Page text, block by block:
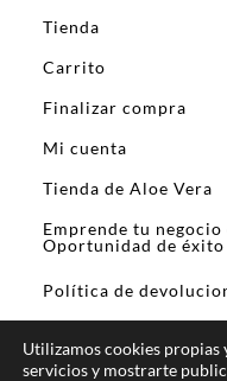
Tienda
Carrito
Finalizar compra
Mi cuenta
Tienda de Aloe Vera
Emprende tu
Oportunidad de
Política de
Utilizamos cookies propias
servicios y mostrarte